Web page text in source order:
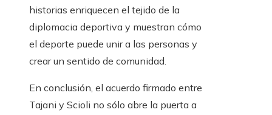
historias enriquecen el tejido de la
diplomacia deportiva y muestran cómo
el deporte puede unir a las personas y
crear un sentido de comunidad.
En conclusión, el acuerdo firmado entre
Tajani y Scioli no sólo abre la puerta a